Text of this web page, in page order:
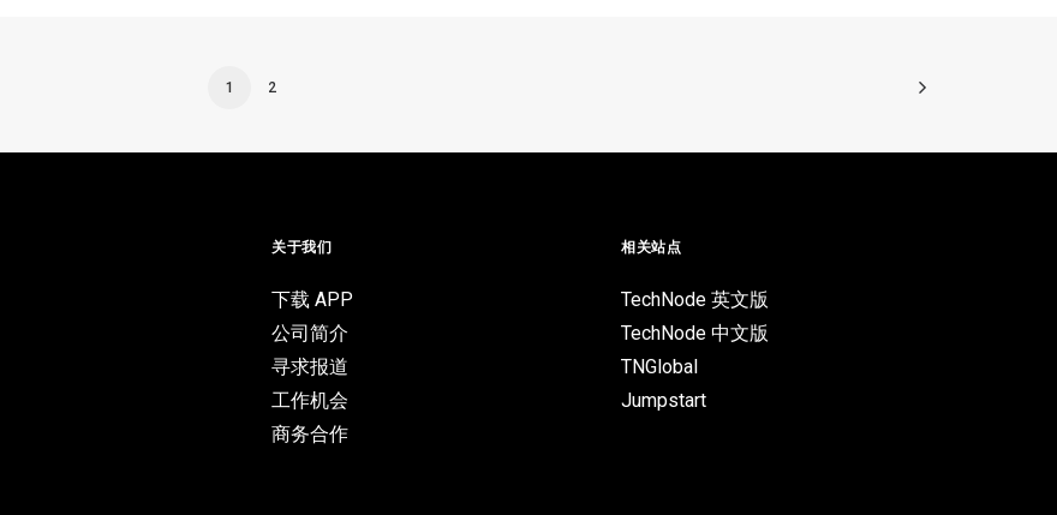
1 2
关于我们
下载 APP
公司简介
寻求报道
工作机会
商务合作
相关站点
TechNode 英文版
TechNode 中文版
TNGlobal
Jumpstart